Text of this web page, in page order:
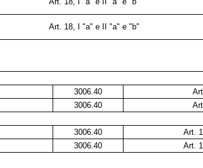
Art. 18, I "a" e II "a" e "b"
3006.40
3006.40
3006.40 Art.
3006.40 Art.